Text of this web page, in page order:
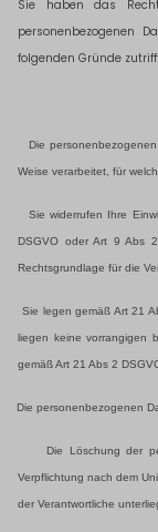
Sie haben das
personenbezogenen
folgenden Gründe
Die
Weise verarbeitet, für
Sie widerrufen Ihre
DSGVO oder Art 9 Abs
Rechtsgrundlage für die
Sie legen gemäß Art 21
liegen keine vorrangigen
gemäß Art 21 Abs 2
Die personenbezogenen
Die Löschung der
Verpflichtung nach dem
der Verantwortliche